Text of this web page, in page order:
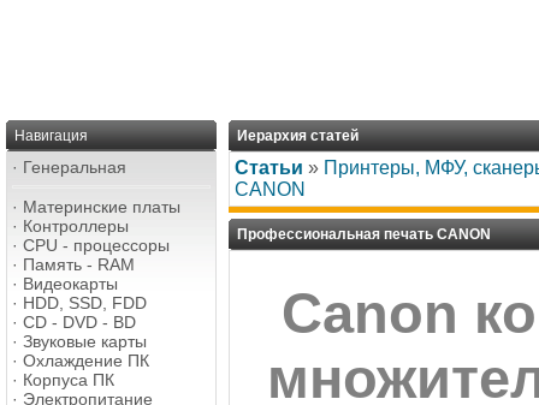
Навигация
· Генеральная
· Материнские платы
· Контроллеры
· CPU - процессоры
· Память - RAM
· Видеокарты
· HDD, SSD, FDD
· CD - DVD - BD
· Звуковые карты
· Охлаждение ПК
· Корпуса ПК
· Электропитание
Иерархия статей
Статьи » Принтеры, МФУ,
CANON
Профессиональная печать CANON
Canon